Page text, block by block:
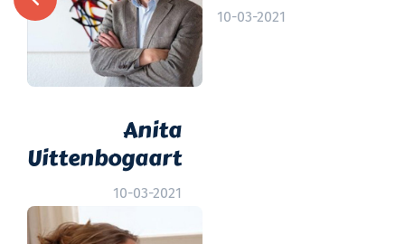
10-03-2021
Anita
Uittenbogaart
10-03-2021